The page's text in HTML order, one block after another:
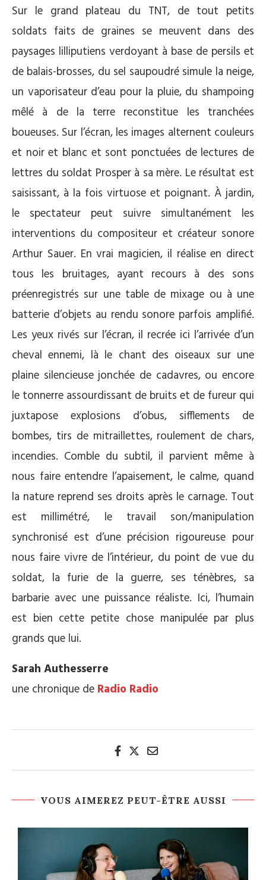
Sur le grand plateau du TNT, de tout petits
soldats faits de graines se meuvent dans des
paysages lilliputiens verdoyant à base de persils et
de balais-brosses, du sel saupoudré simule la neige,
un vaporisateur d’eau pour la pluie, du shampoing
mêlé à de la terre reconstitue les tranchées
boueuses. Sur l’écran, les images alternent couleurs
et noir et blanc et sont ponctuées de lectures de
lettres du soldat Prosper à sa mère. Le résultat est
saisissant, à la fois virtuose et poignant. À jardin,
le spectateur peut suivre simultanément les
interventions du compositeur et créateur sonore
Arthur Sauer. En vrai magicien, il réalise en direct
tous les bruitages, ayant recours à des sons
préenregistrés sur une table de mixage ou à une
batterie d’objets au rendu sonore parfois amplifié.
Les yeux rivés sur l’écran, il recrée ici l’arrivée d’un
cheval ennemi, là le chant des oiseaux sur une
plaine silencieuse jonchée de cadavres, ou encore
le tonnerre assourdissant de bruits et de fureur qui
juxtapose explosions d’obus, sifflements de
bombes, tirs de mitraillettes, roulement de chars,
incendies. Comble du subtil, il parvient même à
nous faire entendre l’apaisement, le calme, quand
la nature reprend ses droits après le carnage. Tout
est millimétré, le travail son/manipulation
synchronisé est d’une précision rigoureuse pour
nous faire vivre de l’intérieur, du point de vue du
soldat, la furie de la guerre, ses ténèbres, sa
barbarie avec une puissance réaliste. Ici, l’humain
est bien cette petite chose manipulée par plus
grands que lui.
Sarah Authesserre
une chronique de Radio Radio
VOUS AIMEREZ PEUT-ÊTRE AUSSI